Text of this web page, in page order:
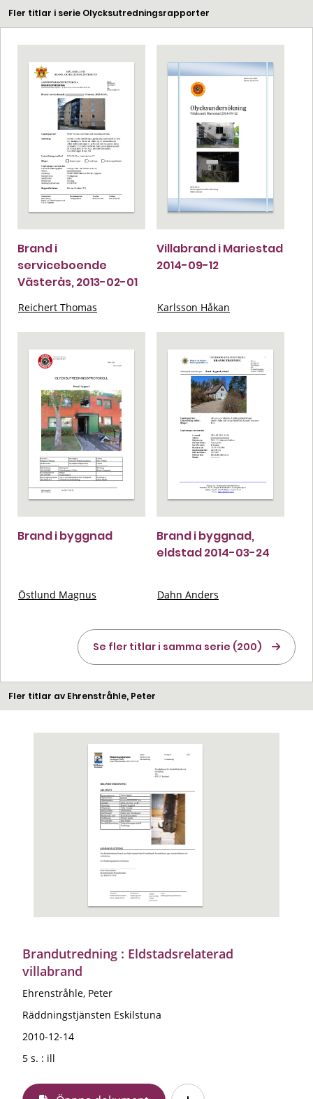
Fler titlar i serie Olycksutredningsrapporter
Brand i
serviceboende
Västerås, 2013-02-01
Reichert Thomas
Villabrand i Mariestad
2014-09-12
Karlsson Håkan
Brand i byggnad
Östlund Magnus
Brand i byggnad,
eldstad 2014-03-24
Dahn Anders
Se fler titlar i samma serie (200)
Fler titlar av Ehrenstråhle, Peter
Brandutredning : Eldstadsrelaterad
villabrand
Ehrenstråhle, Peter
Räddningstjänsten Eskilstuna
2010-12-14
5 s. : ill